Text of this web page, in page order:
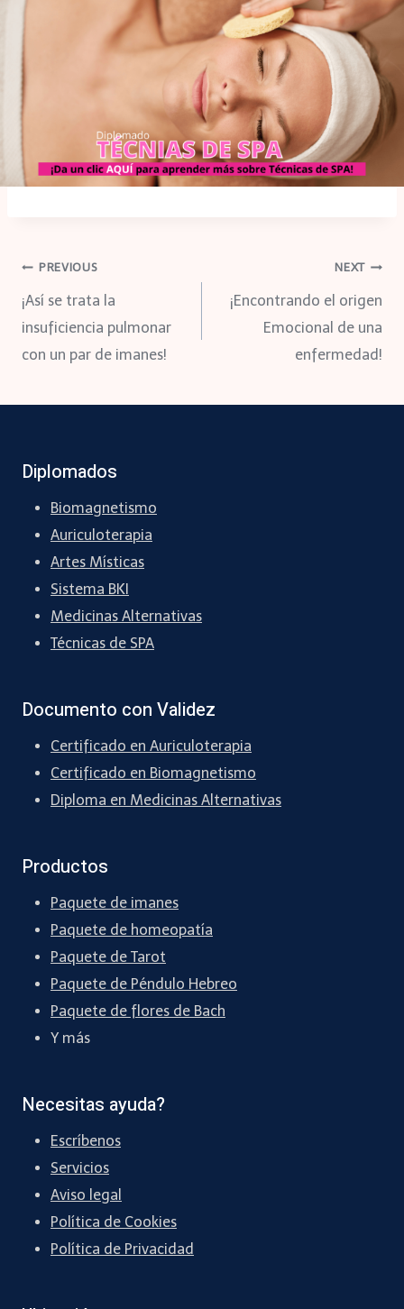
Navegación
de
PREVIOUS
¡Así se trata la
insuficiencia pulmonar
con un par de imanes!
NEXT
¡Encontrando el origen
Emocional de una
enfermedad!
Diplomados
Biomagnetismo
Auriculoterapia
Artes Místicas
Sistema BKI
Medicinas Alternativas
Técnicas de SPA
Documento con Validez
Certificado en Auriculoterapia
Certificado en Biomagnetismo
Diploma en Medicinas Alternativas
Productos
Paquete de imanes
Paquete de homeopatía
Paquete de Tarot
Paquete de Péndulo Hebreo
Paquete de flores de Bach
Y más
Necesitas ayuda?
Escríbenos
Servicios
Aviso legal
Política de Cookies
Política de Privacidad